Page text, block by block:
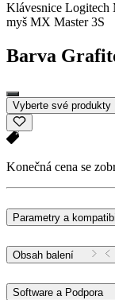
Klávesnice Logitech
myš MX Master 3S
Barva
Vyberte své produkty
Konečná cena se
Parametry a
Obsah balení
Software a Podpora